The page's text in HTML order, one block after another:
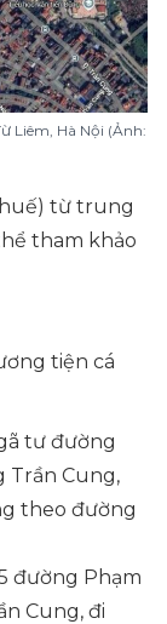
Liêm, Hà Nội (Ảnh:
từ trung
tham khảo
tiện cá
tư đường
Trần Cung,
theo đường
đường Phạm
Cung, đi